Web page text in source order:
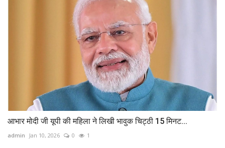
आभार मोदी जी यूपी की महिला ने लिखी भावुक चिट्ठी 15 मिनट...
admin Jan 10, 2026 0 1